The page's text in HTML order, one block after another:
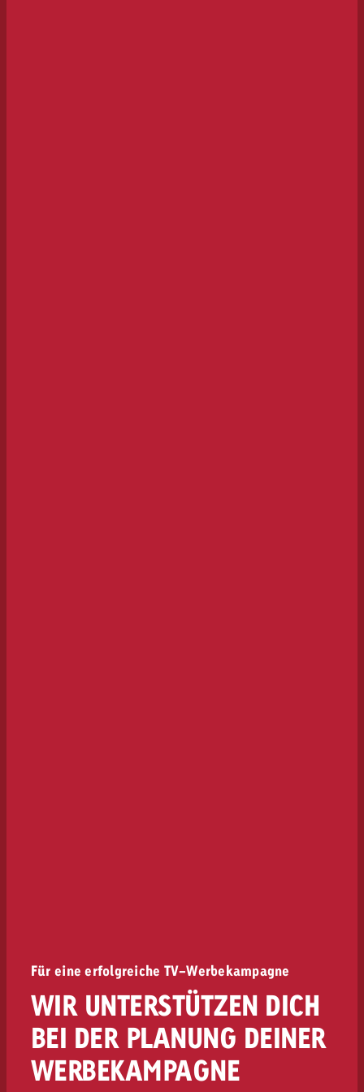
Für eine erfolgreiche TV-Werbekampagne
WIR UNTERSTÜTZEN DICH
BEI DER PLANUNG DEINER
WERBEKAMPAGNE